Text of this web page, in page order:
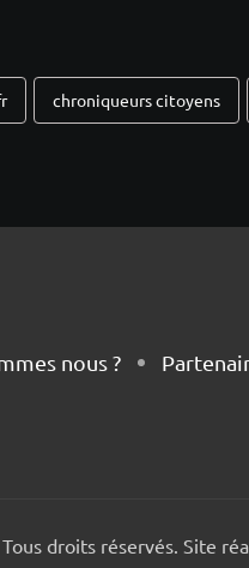
chroniqueurs citoyens
nous ?
droits réservés. Site